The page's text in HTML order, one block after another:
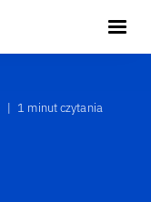
| 1 minut czytania